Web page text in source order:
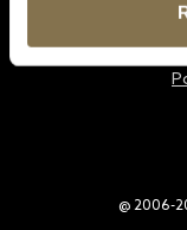
@ 2006-